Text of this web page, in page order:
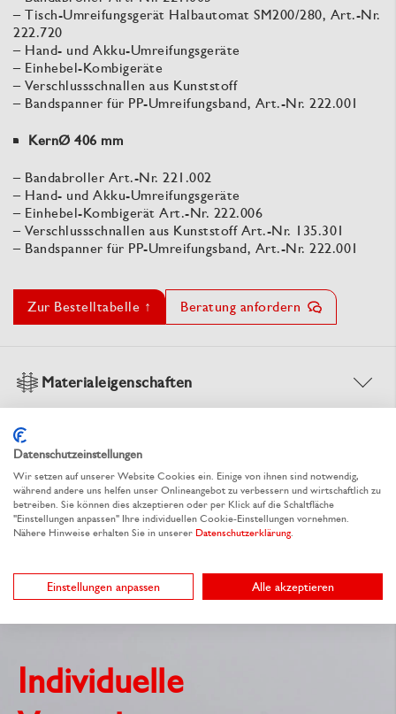
– Tisch-Umreifungsgerät Halbautomat SM200/280, Art.-Nr.
222.720
– Hand- und Akku-Umreifungsgeräte
– Einhebel-Kombigeräte
– Verschlussschnallen aus Kunststoff
– Bandspanner für PP-Umreifungsband, Art.-Nr. 222.001
KernØ 406 mm
– Bandabroller Art.-Nr. 221.002
– Hand- und Akku-Umreifungsgeräte
– Einhebel-Kombigerät Art.-Nr. 222.006
– Verschlussschnallen aus Kunststoff Art.-Nr. 135.301
– Bandspanner für PP-Umreifungsband, Art.-Nr. 222.001
Zur Bestelltabelle ↑ Beratung anfordern
Materialeigenschaften
Dokumente
Individuelle
Datenschutzeinstellungen
Wir setzen auf unserer Website Cookies ein. Einige von ihnen sind notwendig,
während andere uns helfen unser Onlineangebot zu verbessern und wirtschaftlich zu
betreiben. Sie können dies akzeptieren oder per Klick auf die Schaltfläche
"Einstellungen anpassen" Ihre individuellen Cookie-Einstellungen vornehmen.
Nähere Hinweise erhalten Sie in unserer Datenschutzerklärung
Einstellungen anpassen Alle akzeptieren